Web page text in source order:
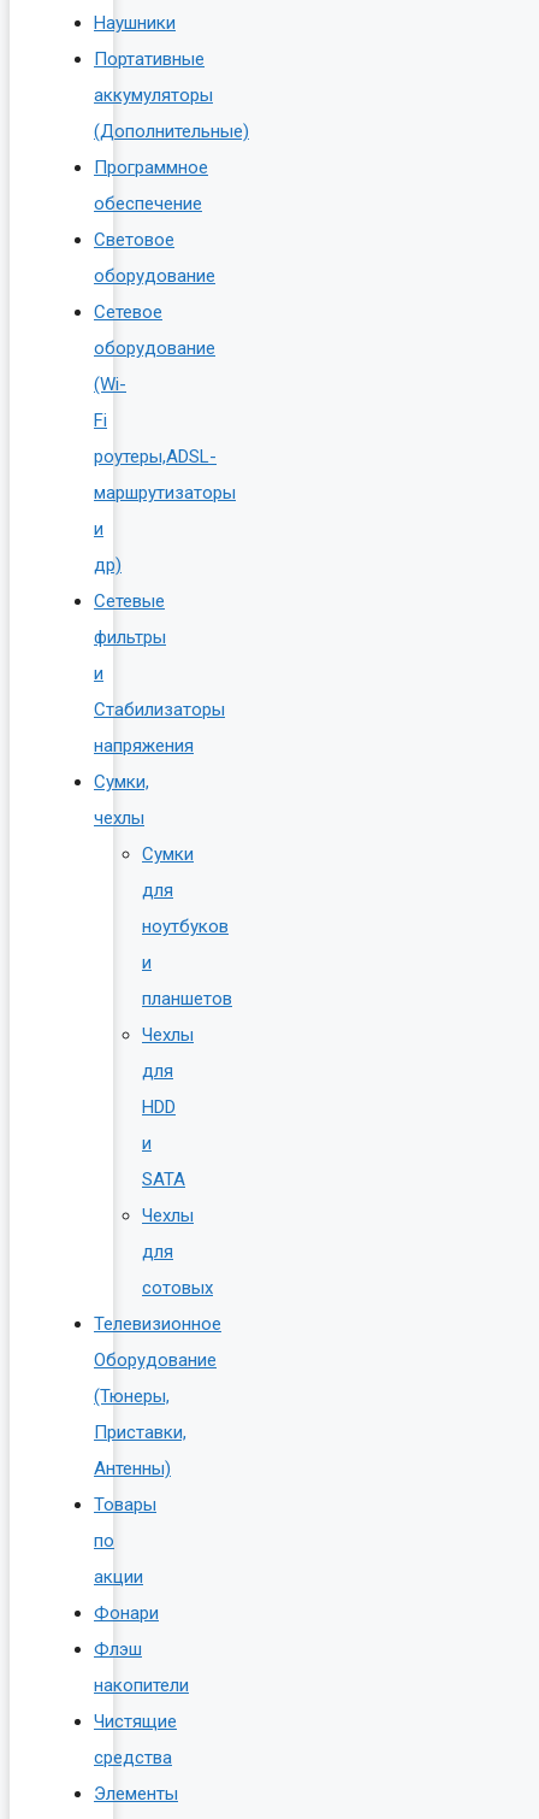
Наушники
Портативные
аккумуляторы
(Дополнительные)
Программное
обеспечение
Световое
оборудование
Сетевое
оборудование
(Wi-
Fi
роутеры,ADSL-
маршрутизаторы
и
др)
Сетевые
фильтры
и
Стабилизаторы
напряжения
Сумки,
чехлы
Сумки
для
ноутбуков
и
планшетов
Чехлы
для
HDD
и
SATA
Чехлы
для
сотовых
Телевизионное
Оборудование
(Тюнеры,
Приставки,
Антенны)
Товары
по
акции
Фонари
Флэш
накопители
Чистящие
средства
Элементы